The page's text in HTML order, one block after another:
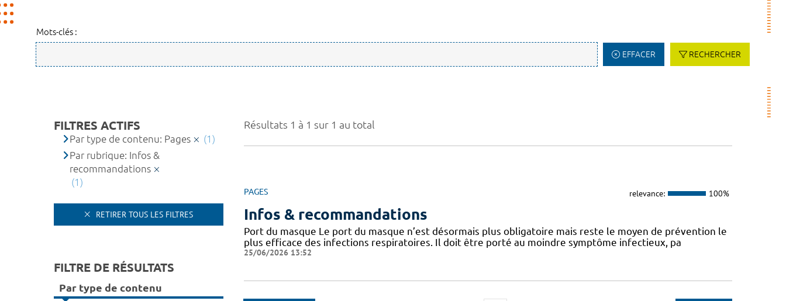
Mots-clés :
EFFACER RECHERCHER
Résultats 1 à 1 sur 1 au total
PAGES relevance: 100%
Infos & recommandations
Port du masque Le port du masque n’est désormais plus obligatoire mais reste le moyen de prévention le
plus efficace des infections respiratoires. Il doit être porté au moindre symptôme infectieux, pa
25/06/2026 13:52
FILTRES ACTIFS
Par type de contenu: Pages
(1)
Par rubrique: Infos &
recommandations
(1)
RETIRER TOUS LES FILTRES
FILTRE DE RÉSULTATS
Par type de contenu